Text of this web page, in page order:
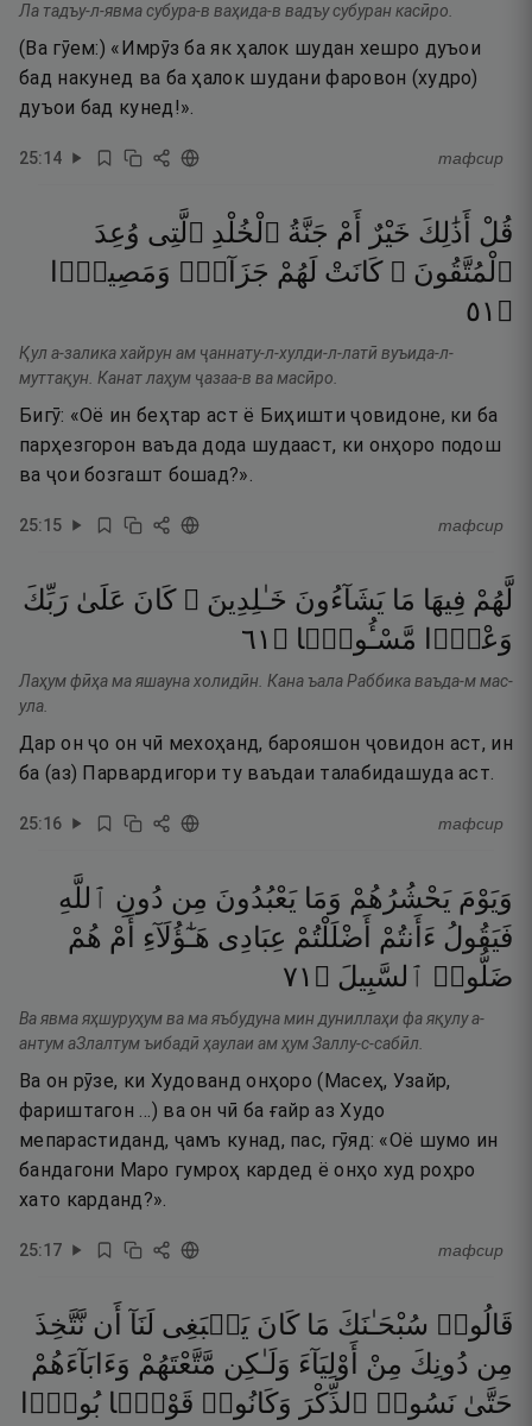
Ла тадъу-л-явма субура-в ваҳида-в вадъу субуран касӣро.
(Ва гӯем:) «Имрӯз ба як ҳалок шудан хешро дуъои
бад накунед ва ба ҳалок шудани фаровон (худро)
дуъои бад кунед!».
25:14 тафсир
قُلْ أَذَٰلِكَ خَيْرٌ أَمْ جَنَّةُ ٱلْخُلْدِ ٱلَّتِى وُعِدَ
ٱلْمُتَّقُونَ ۚ كَانَتْ لَهُمْ جَزَآءًۭ وَمَصِيرًۭا
۝ ١٥
Қул а-залика хайрун ам ҷаннату-л-хулди-л-латӣ вуъида-л-
муттақун. Канат лаҳум ҷазаа-в ва масӣро.
Бигӯ: «Оё ин беҳтар аст ё Биҳишти ҷовидоне, ки ба
парҳезгорон ваъда дода шудааст, ки онҳоро подош
ва ҷои бозгашт бошад?».
25:15 тафсир
لَّهُمْ فِيهَا مَا يَشَآءُونَ خَـٰلِدِينَ ۚ كَانَ عَلَىٰ رَبِّكَ
وَعْدًۭا
مَّسْـُٔولًۭا ۝ ١٦
Лаҳум фӣҳа ма яшауна холидӣн. Кана ъала Раббика ваъда-м мас-
ула.
Дар он ҷо он чӣ мехоҳанд, барояшон ҷовидон аст, ин
ба (аз) Парвардигори ту ваъдаи талабидашуда аст.
25:16 тафсир
وَيَوْمَ يَحْشُرُهُمْ وَمَا يَعْبُدُونَ مِن دُونِ ٱللَّهِ
فَيَقُولُ ءَأَنتُمْ أَضْلَلْتُمْ عِبَادِى هَـٰٓؤُلَآءِ أَمْ هُمْ
ضَلُّوا۟ ٱلسَّبِيلَ ۝ ١٧
Ва явма яҳшуруҳум ва ма яъбудуна мин дуниллаҳи фа яқулу а-
антум аЗлалтум ъибадӣ ҳаулаи ам ҳум Заллу-с-сабӣл.
Ва он рӯзе, ки Худованд онҳоро (Масеҳ, Узайр,
фариштагон …) ва он чӣ ба ғайр аз Худо
мепарастиданд, ҷамъ кунад, пас, гӯяд: «Оё шумо ин
бандагони Маро гумроҳ кардед ё онҳо худ роҳро
хато карданд?».
25:17 тафсир
قَالُوا۟ سُبْحَـٰنَكَ مَا كَانَ يَنۢبَغِى لَنَآ أَن نَّتَّخِذَ
مِن دُونِكَ مِنْ أَوْلِيَآءَ وَلَـٰكِن مَّتَّعْتَهُمْ وَءَابَآءَهُمْ
حَتَّىٰ نَسُوا۟ ٱلذِّكْرَ وَكَانُوا۟ قَوْمًۢا بُورًۭا